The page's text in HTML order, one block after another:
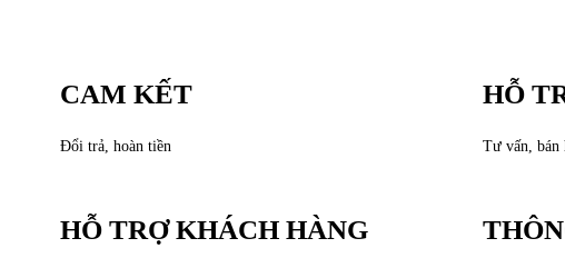
CAM KẾT
Đổi trả, hoàn tiền
HỖ
Tư vấn, bán
HỖ TRỢ KHÁCH HÀNG